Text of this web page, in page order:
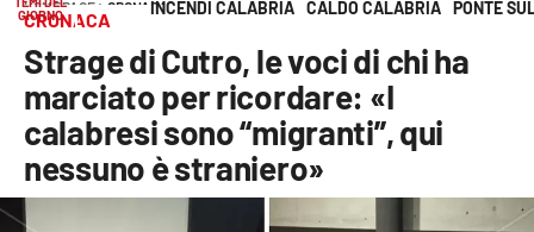
SEZIONI
Cronaca
Politica
Vai
GIORNO
INCENDI CALABRIA CALDO CALABRIA PONTE
HOME PAGE CRONACA
CRONACA
Strage di Cutro, le voci di chi ha
marciato per ricordare: «I
calabresi sono “migranti”, qui
nessuno è straniero»